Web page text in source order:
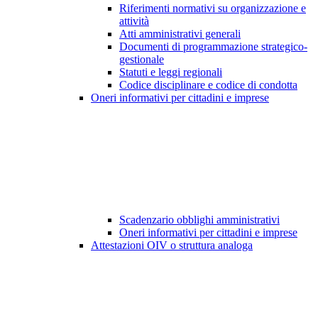
Riferimenti normativi su organizzazione e
attività
Atti amministrativi generali
Documenti di programmazione strategico-
gestionale
Statuti e leggi regionali
Codice disciplinare e codice di condotta
Oneri informativi per cittadini e imprese
Scadenzario obblighi amministrativi
Oneri informativi per cittadini e imprese
Attestazioni OIV o struttura analoga